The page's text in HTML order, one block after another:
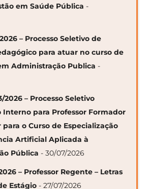
em Saúde Pública -
– Processo Seletivo de
para atuar no curso de
Administração Publica -
2026 – Processo Seletivo
para Professor Formador
o Curso de Especialização
Artificial Aplicada à
Pública - 30/07/2026
– Professor Regente – Letras
Estágio - 27/07/2026